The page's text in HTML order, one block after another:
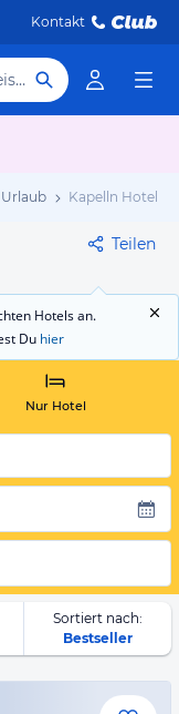
Kontakt
Hotel, Reiseziel
Kapelln Hotels
Teilen
Hotels an.
Du hier
Nur Hotel
Sortiert nach:
Bestseller